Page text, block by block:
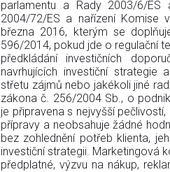
parlamentu a Rady 2003/6/ES
2004/72/ES a nařízení Komise
března 2016, kterým se
596/2014, pokud jde o regulační
předkládání investičních
navrhujících investiční strategie
střetu zájmů nebo jakékoli jiné
zákona č. 256/2004 Sb., o
je připravena s nejvyšší
přípravy a neobsahuje žádné
bez zohlednění potřeb klienta,
investiční strategii. Marketingová
předplatné, výzvu na nákup,